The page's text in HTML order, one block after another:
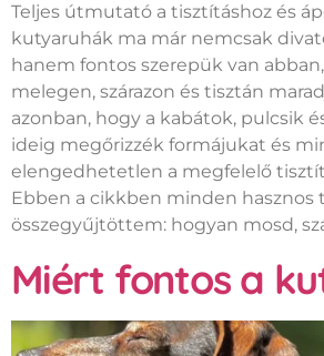
Teljes útmutató a tisztításhoz és
kutyaruhák ma már nemcsak
hanem fontos szerepük van
melegen, szárazon és tisztán
azonban, hogy a kabátok, pulcsik
ideig megőrizzék formájukat és
elengedhetetlen a megfelelő
Ebben a cikkben minden hasznos
összegyűjtöttem: hogyan mosd,
Miért fontos a